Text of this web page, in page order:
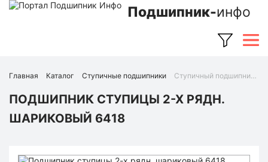
Подшипник-инфо
Главная Каталог Ступичные подшипники Ступичный подшипник 6418 (Ruville)
ПОДШИПНИК СТУПИЦЫ 2-Х РЯДН.
ШАРИКОВЫЙ 6418